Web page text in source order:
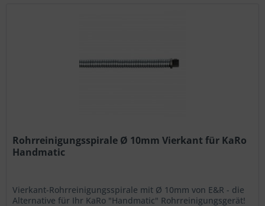
Rohrreinigungsspirale Ø 10mm Vierkant für KaRo
Handmatic
Vierkant-Rohrreinigungsspirale mit Ø 10mm von E&R - die
Alternative für Ihr KaRo "Handmatic" Rohrreinigungsgerät!